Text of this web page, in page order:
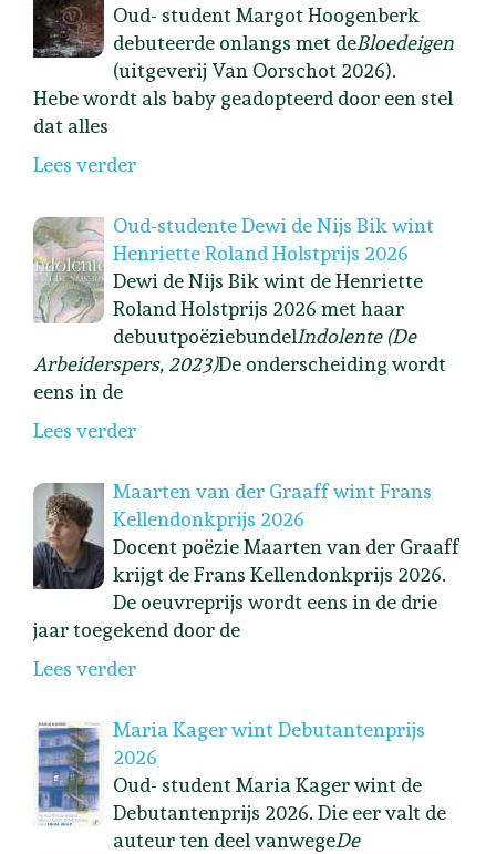
Oud- student Margot Hoogenberk
debuteerde onlangs met deBloedeigen
(uitgeverij Van Oorschot 2026).
Hebe wordt als baby geadopteerd door een stel
dat alles
Lees verder
Oud-studente Dewi de Nijs Bik wint
Henriette Roland Holstprijs 2026
Dewi de Nijs Bik wint de Henriette
Roland Holstprijs 2026 met haar
debuutpoëziebundelIndolente (De
Arbeiderspers, 2023)De onderscheiding wordt
eens in de
Lees verder
Maarten van der Graaff wint Frans
Kellendonkprijs 2026
Docent poëzie Maarten van der Graaff
krijgt de Frans Kellendonkprijs 2026.
De oeuvreprijs wordt eens in de drie
jaar toegekend door de
Lees verder
Maria Kager wint Debutantenprijs
2026
Oud- student Maria Kager wint de
Debutantenprijs 2026. Die eer valt de
auteur ten deel vanwegeDe